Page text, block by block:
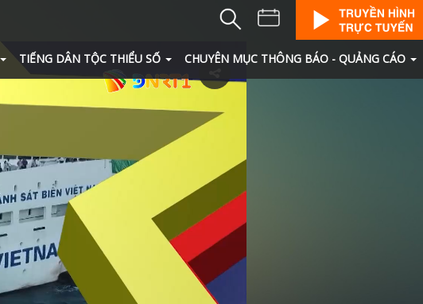
TIẾNG DÂN TỘC THIỂU SỐ CHUYÊN MỤC THÔNG BÁO - QUẢNG CÁO